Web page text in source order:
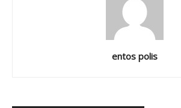
entos polis